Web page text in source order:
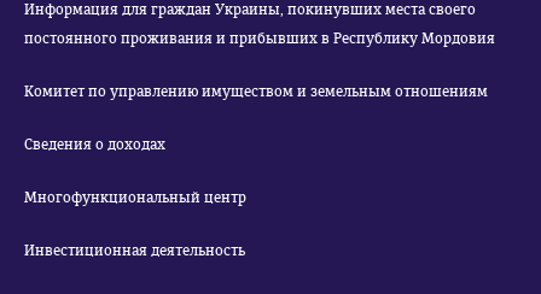
Информация для граждан Украины, покинувших места своего
постоянного проживания и прибывших в Республику Мордовия
Комитет по управлению имуществом и земельным отношениям
Сведения о доходах
Многофункциональный центр
Инвестиционная деятельность